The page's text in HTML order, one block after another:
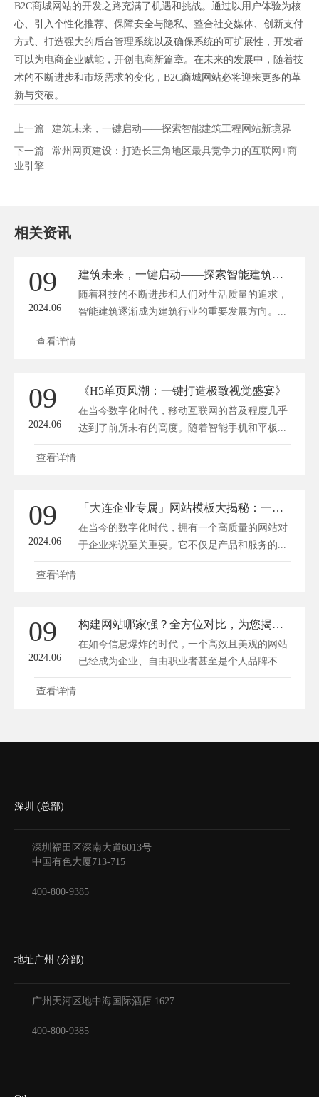
B2C商城网站的开发之路充满了机遇和挑战。通过以用户体验为核
心、引入个性化推荐、保障安全与隐私、整合社交媒体、创新支付
方式、打造强大的后台管理系统以及确保系统的可扩展性，开发者
可以为电商企业赋能，开创电商新篇章。在未来的发展中，随着技
术的不断进步和市场需求的变化，B2C商城网站必将迎来更多的革
新与突破。
上一篇 | 建筑未来，一键启动——探索智能建筑工程网站新境界
下一篇 | 常州网页建设：打造长三角地区最具竞争力的互联网+商
业引擎
相关资讯
09
2024.06
建筑未来，一键启动——探索智能建筑工程网站新境界
随着科技的不断进步和人们对生活质量的追求，
智能建筑逐渐成为建筑行业的重要发展方向。...
查看详情
09
2024.06
《H5单页风潮：一键打造极致视觉盛宴》
在当今数字化时代，移动互联网的普及程度几乎
达到了前所未有的高度。随着智能手机和平板...
查看详情
09
2024.06
「大连企业专属」网站模板大揭秘：一键打造高大上互联网门面！
在当今的数字化时代，拥有一个高质量的网站对
于企业来说至关重要。它不仅是产品和服务的...
查看详情
09
2024.06
构建网站哪家强？全方位对比，为您揭示最佳选择秘密！
在如今信息爆炸的时代，一个高效且美观的网站
已经成为企业、自由职业者甚至是个人品牌不...
查看详情
深圳 (总部)
深圳福田区深南大道6013号
中国有色大厦713-715
400-800-9385
地址广州 (分部)
广州天河区地中海国际酒店 1627
400-800-9385